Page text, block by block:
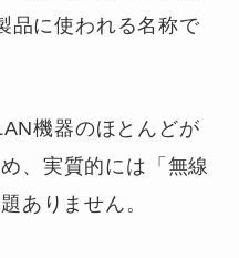
品に使われる名称で
機器のほとんどが
、実質的には「無線
ありません。